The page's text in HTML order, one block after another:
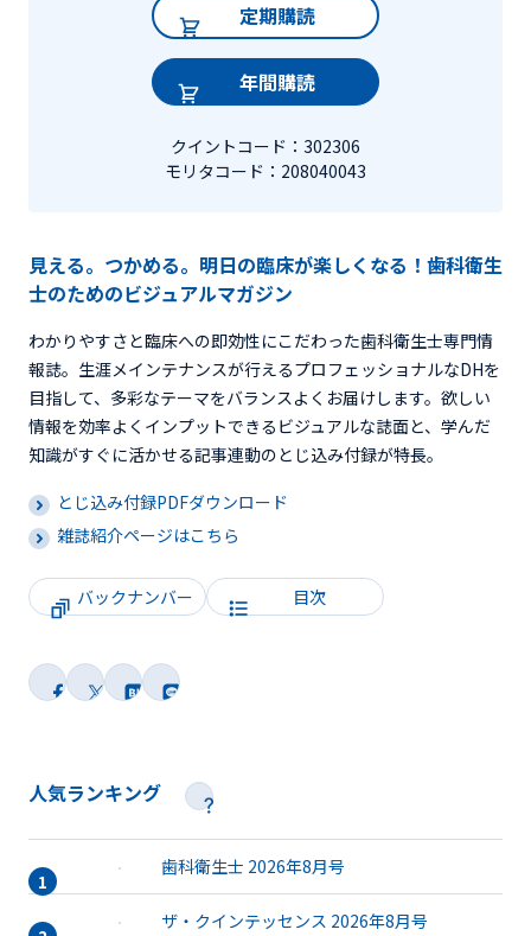
定期購読
年間購読
クイントコード：302306
モリタコード：208040043
見える。つかめる。明日の臨床が楽しくなる！歯科衛生
士のためのビジュアルマガジン
わかりやすさと臨床への即効性にこだわった歯科衛生士専門情
報誌。生涯メインテナンスが行えるプロフェッショナルなDHを
目指して、多彩なテーマをバランスよくお届けします。欲しい
情報を効率よくインプットできるビジュアルな誌面と、学んだ
知識がすぐに活かせる記事連動のとじ込み付録が特長。
とじ込み付録PDFダウンロード
雑誌紹介ページはこちら
バックナンバー 目次
人気ランキング
歯科衛生士 2026年8月号
ザ・クインテッセンス 2026年8月号